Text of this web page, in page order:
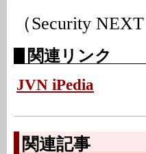
（Security
関連リンク
JVN iPedia
関連記事